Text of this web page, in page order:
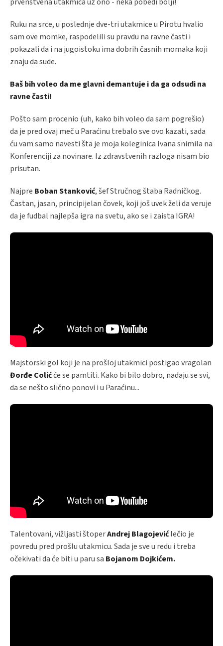
Ruku na srce, u poslednje dve-tri utakmice u Pirotu hvalio
sam ove momke, raspodelili su pravdu na ravne časti i
pokazali da i na jugoistoku ima dobrih časnih momaka koji
znaju da sude.
Baš bih voleo da me glavnidemantuje i da ga odsudi na
ravne časti!
Pošto sam procenio (uh, kako bih voleo da sam pogrešio)
da je pred ovaj meč u Paraćinu trebalo sve ovo kazati, sada
ću vam samo navesti šta je moja koleginica Ivana snimila na
Konferenciji za novinare. Iz zdravstvenih razloga nisam bio
prisutan.
Najpre Boban Stanković, šef Stručnog štaba Radničkog.
Častan, jasan, principijelan čovek, koji još uvek želi da veruje
da je fudbal najlepša igra na svetu, ako se i zaista IGRA!
Majstorski gol koji je na prošloj utakmici postigao vragolan
Đorđe Colićće se pamtiti. Kako bi bilo dobro, nadaju se svi,
da se nešto slično ponovi i u Paraćinu...
Talentovani, vižljasti štoperAndrej Blagojevićlečio je
povredu pred prošlu utakmicu. Sada je sve u redu i treba
očekivati da će biti u paru sa Bojanom Dojkićem.